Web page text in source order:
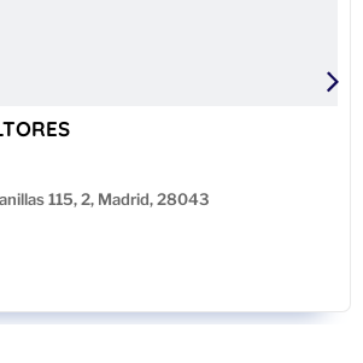
115, 2, Madrid, 28043